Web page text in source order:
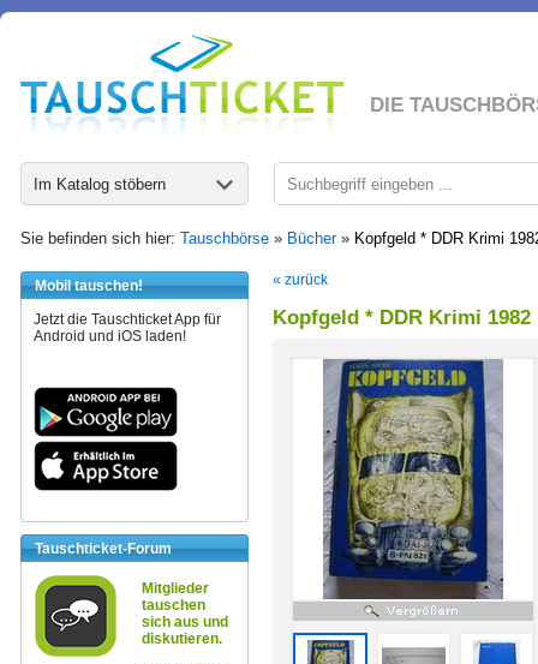
DIE
Im Katalog stöbern
Sie befinden sich hier: Tauschbörse » Bücher» Kopfgeld * DDR Krimi
Mobil tauschen!
Jetzt die Tauschticket App für
Android und iOS laden!
Tauschticket-Forum
Mitglieder
tauschen
sich aus und
diskutieren.
« zurück
Kopfgeld * DDR Krimi 1982